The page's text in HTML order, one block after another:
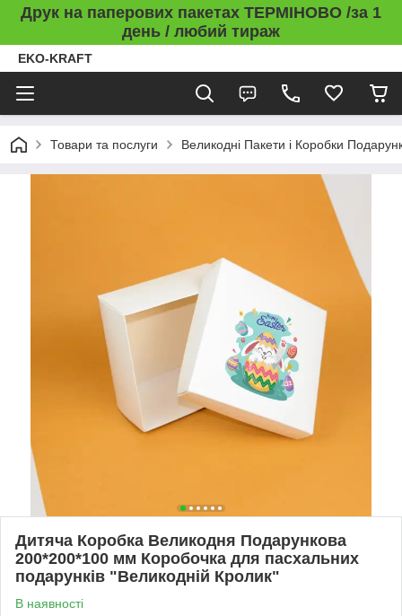
Друк на паперових пакетах ТЕРМІНОВО /за 1
день / любий тираж
EKO-KRAFT
Товари та послуги Великодні Пакети і Коробки
Дитяча Коробка Великодня Подарункова
200*200*100 мм Коробочка для пасхальних
подарунків "Великодній Кролик"
В наявності